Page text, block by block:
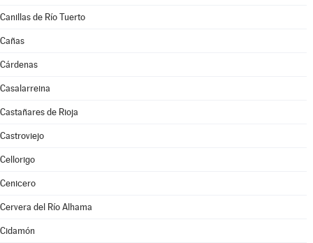
Canillas de Río Tuerto
Cañas
Cárdenas
Casalarreina
Castañares de Rioja
Castroviejo
Cellorigo
Cenicero
Cervera del Río Alhama
Cidamón